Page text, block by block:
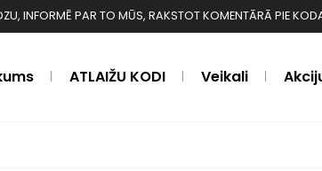
INFORMĒ PAR TO MŪS, RAKSTOT KOMENTĀRĀ PIE KODA
ATLAIŽU KODI Veikali